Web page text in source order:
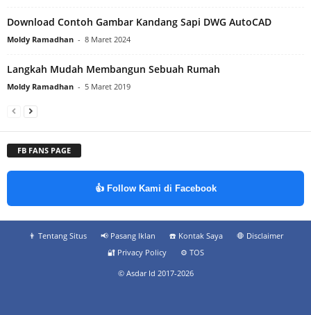
Download Contoh Gambar Kandang Sapi DWG AutoCAD
Moldy Ramadhan - 8 Maret 2024
Langkah Mudah Membangun Sebuah Rumah
Moldy Ramadhan - 5 Maret 2019
FB FANS PAGE
👍 Follow Kami di Facebook
👨‍ Tentang Situs 📢 Pasang Iklan ☎️ Kontak Saya
🛑 Disclaimer
🔐 Privacy Policy
⚙️ TOS
© Asdar Id 2017-2026